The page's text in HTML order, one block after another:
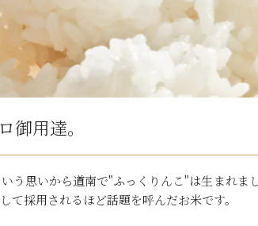
御用達。
う思いから道南で"ふっくりんこ"は生まれ
て採用されるほど話題を呼んだお米です。